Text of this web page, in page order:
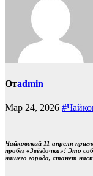
Отadmin
Мар 24, 2026
Чайковский 11 апреля
пробег «Звёздочка»! Это
нашего города, станет